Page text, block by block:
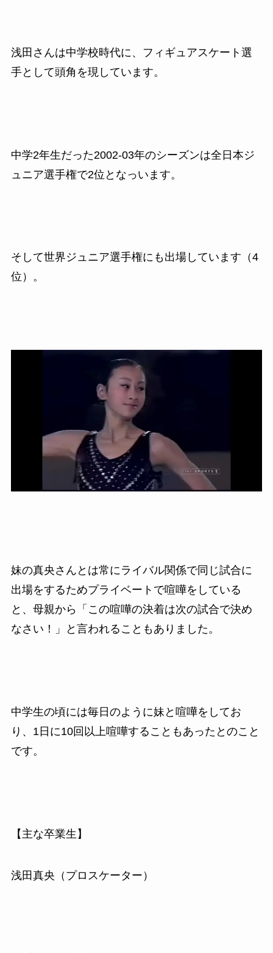
浅田さんは中学校時代に、フィギュアスケート選
手として頭角を現しています。
中学2年生だった2002-03年のシーズンは全日本ジ
ュニア選手権で2位となっいます。
そして世界ジュニア選手権にも出場しています（4
位）。
妹の真央さんとは常にライバル関係で同じ試合に
出場をするためプライベートで喧嘩をしている
と、母親から「この喧嘩の決着は次の試合で決め
なさい！」と言われることもありました。
中学生の頃には毎日のように妹と喧嘩をしてお
り、1日に10回以上喧嘩することもあったとのこと
です。
【主な卒業生】
浅田真央（プロスケーター）